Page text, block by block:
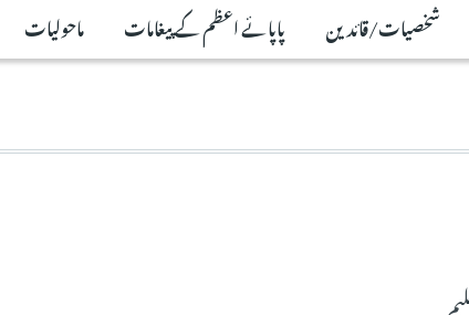
شخصیات/قائدین پاپائے اعظم کے پیغامات ماحولیات